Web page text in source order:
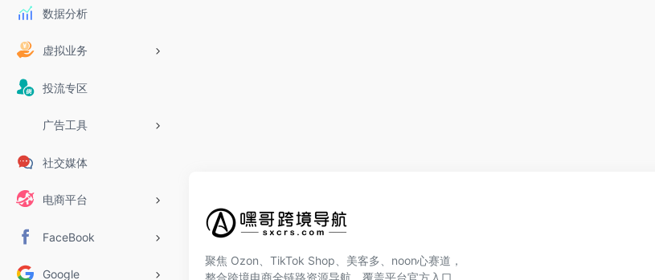
数据分析
虚拟业务
投流专区
广告工具
社交媒体
电商平台
FaceBook
Google
聚焦 Ozon、TikTok Shop、美客多、noon心赛道，
整合跨境电商全链路资源导航，覆盖平台官方入口、